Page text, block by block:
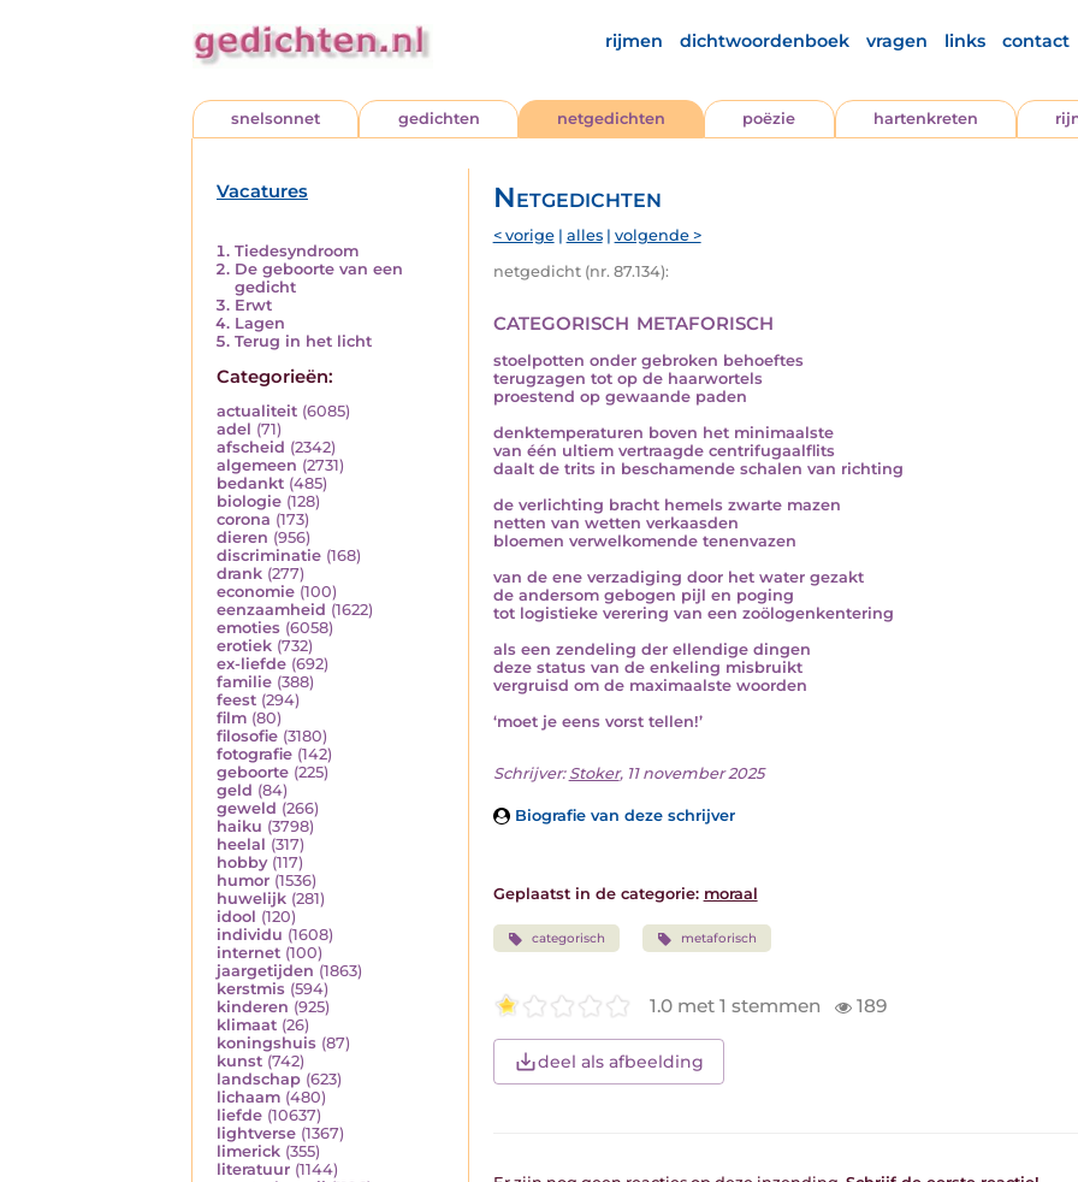
rijmen dichtwoordenboek vragen links contact
snelsonnet gedichten netgedichten poëzie hartenkreten
Vacatures
Tiedesyndroom
De geboorte van een
gedicht
Erwt
Lagen
Terug in het licht
Categorieën:
actualiteit (6085)
adel (71)
afscheid (2342)
algemeen (2731)
bedankt (485)
biologie (128)
corona (173)
dieren (956)
discriminatie (168)
drank (277)
economie (100)
eenzaamheid (1622)
emoties (6058)
erotiek (732)
ex-liefde (692)
familie (388)
feest (294)
film (80)
filosofie (3180)
fotografie (142)
geboorte (225)
geld (84)
geweld (266)
haiku (3798)
heelal (317)
hobby (117)
humor (1536)
huwelijk (281)
idool (120)
individu (1608)
internet (100)
jaargetijden (1863)
kerstmis (594)
kinderen (925)
klimaat (26)
koningshuis (87)
kunst (742)
landschap (623)
lichaam (480)
liefde (10637)
lightverse (1367)
limerick (355)
literatuur (1144)
Netgedichten
< vorige| alles| volgende >
netgedicht (nr. 87.134):
categorisch metaforisch
stoelpotten onder gebroken behoeftes
terugzagen tot op de haarwortels
proestend op gewaande paden
denktemperaturen boven het minimaalste
van één ultiem vertraagde centrifugaalflits
daalt de trits in beschamende schalen van richting
de verlichting bracht hemels zwarte mazen
netten van wetten verkaasden
bloemen verwelkomende tenenvazen
van de ene verzadiging door het water gezakt
de andersom gebogen pijl en poging
tot logistieke verering van een zoölogenkentering
als een zendeling der ellendige dingen
deze status van de enkeling misbruikt
vergruisd om de maximaalste woorden
‘moet je eens vorst tellen!’
Schrijver: Stoker, 11 november 2025
Biografie van deze schrijver
Geplaatst in de categorie: moraal
categorisch metaforisch
1.0 met 1 stemmen 189
deel als afbeelding